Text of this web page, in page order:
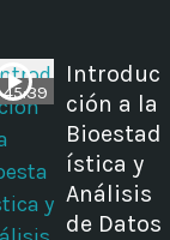
45:39
Introduc
ción a la
Bioestad
ística y
Análisis
de Datos